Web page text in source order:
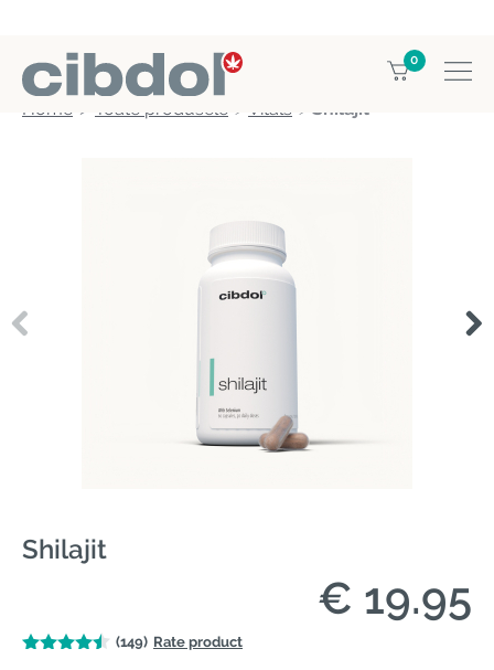
0
Home Toate produsele Vitals Shilajit
Shilajit
€ 19.95
(149) Rate product